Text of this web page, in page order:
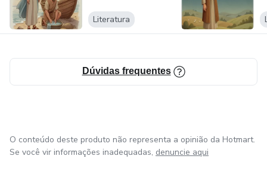
Literatura
Dúvidas frequentes
O conteúdo deste produto não representa a opinião da Hotmart.
Se você vir informações inadequadas, denuncie aqui